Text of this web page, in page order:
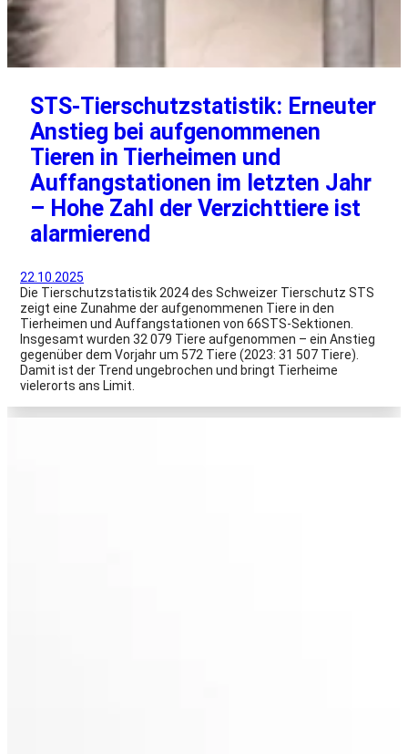
STS-Tierschutzstatistik: Erneuter
Anstieg bei aufgenommenen
Tieren in Tierheimen und
Auffangstationen im letzten Jahr
– Hohe Zahl der Verzichttiere ist
alarmierend
22.10.2025
Die Tierschutzstatistik 2024 des Schweizer Tierschutz STS
zeigt eine Zunahme der aufgenommenen Tiere in den
Tierheimen und Auffangstationen von 66STS-Sektionen.
Insgesamt wurden 32 079 Tiere aufgenommen – ein Anstieg
gegenüber dem Vorjahr um 572 Tiere (2023: 31 507 Tiere).
Damit ist der Trend ungebrochen und bringt Tierheime
vielerorts ans Limit.